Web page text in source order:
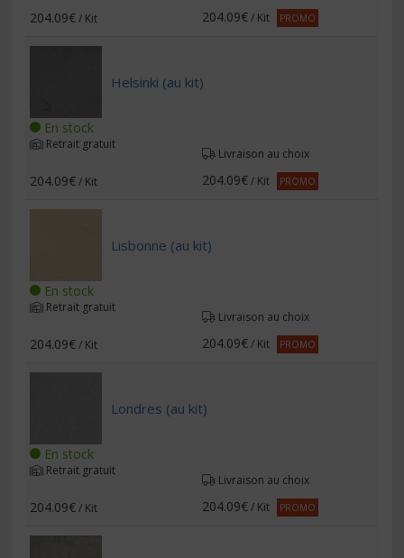
204.09€/ Kit 204.09€/ Kit PROMO
Helsinki (au kit)
En stock
Retrait gratuit
Livraison au choix
204.09€/ Kit 204.09€/ Kit PROMO
Lisbonne (au kit)
En stock
Retrait gratuit
Livraison au choix
204.09€/ Kit 204.09€/ Kit PROMO
Londres (au kit)
En stock
Retrait gratuit
Livraison au choix
204.09€/ Kit 204.09€/ Kit PROMO